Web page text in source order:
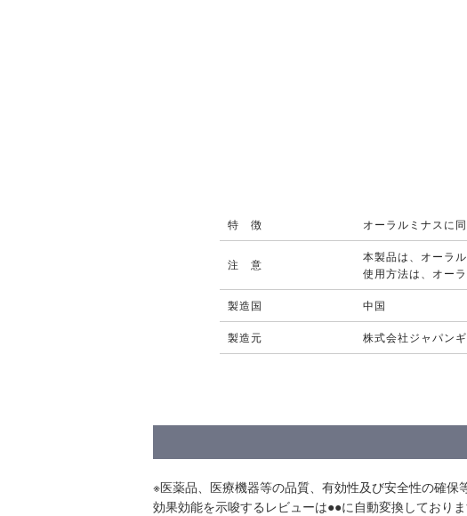
特 徴 オーラルミナスに
注 意
本製品は、オーラ
使用方法は、オー
製造国 中国
製造元 株式会社ジャパン
※医薬品、医療機器等の品質、有効性及び安全性の確保
効果効能を示唆するレビューは●●に自動変換しておりま